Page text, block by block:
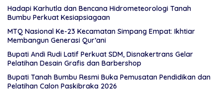
Hadapi Karhutla dan Bencana Hidrometeorologi Tanah
Bumbu Perkuat Kesiapsiagaan
MTQ Nasional Ke-23 Kecamatan Simpang Empat: Ikhtiar
Membangun Generasi Qur’ani
Bupati Andi Rudi Latif Perkuat SDM, Disnakertrans Gelar
Pelatihan Desain Grafis dan Barbershop
Bupati Tanah Bumbu Resmi Buka Pemusatan Pendidikan dan
Pelatihan Calon Paskibraka 2026